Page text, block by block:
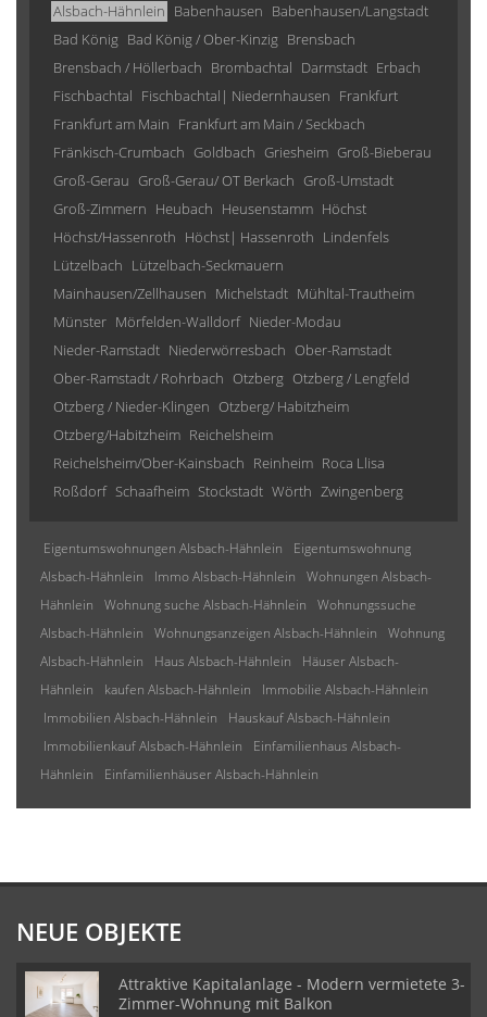
Alsbach-Hähnlein Babenhausen Babenhausen/Langstadt
Bad König Bad König / Ober-Kinzig Brensbach
Brensbach / Höllerbach Brombachtal Darmstadt Erbach
Fischbachtal Fischbachtal| Niedernhausen Frankfurt
Frankfurt am Main Frankfurt am Main / Seckbach
Fränkisch-Crumbach Goldbach Griesheim Groß-Bieberau
Groß-Gerau Groß-Gerau/ OT Berkach Groß-Umstadt
Groß-Zimmern Heubach Heusenstamm Höchst
Höchst/Hassenroth Höchst| Hassenroth Lindenfels
Lützelbach Lützelbach-Seckmauern
Mainhausen/Zellhausen Michelstadt Mühltal-Trautheim
Münster Mörfelden-Walldorf Nieder-Modau
Nieder-Ramstadt Niederwörresbach Ober-Ramstadt
Ober-Ramstadt / Rohrbach Otzberg Otzberg / Lengfeld
Otzberg / Nieder-Klingen Otzberg/ Habitzheim
Otzberg/Habitzheim Reichelsheim
Reichelsheim/Ober-Kainsbach Reinheim Roca Llisa
Roßdorf Schaafheim Stockstadt Wörth Zwingenberg
Eigentumswohnungen Alsbach-Hähnlein
Eigentumswohnung
Alsbach-Hähnlein
Immo Alsbach-Hähnlein
Wohnungen Alsbach-
Hähnlein
Wohnung suche Alsbach-Hähnlein
Wohnungssuche
Alsbach-Hähnlein
Wohnungsanzeigen Alsbach-Hähnlein
Wohnung
Alsbach-Hähnlein
Haus Alsbach-Hähnlein
Häuser Alsbach-
Hähnlein
kaufen Alsbach-Hähnlein
Immobilie Alsbach-Hähnlein
Immobilien Alsbach-Hähnlein
Hauskauf Alsbach-Hähnlein
Immobilienkauf Alsbach-Hähnlein
Einfamilienhaus Alsbach-
Hähnlein
Einfamilienhäuser Alsbach-Hähnlein
NEUE OBJEKTE
Attraktive Kapitalanlage - Modern vermietete 3-
Zimmer-Wohnung mit Balkon